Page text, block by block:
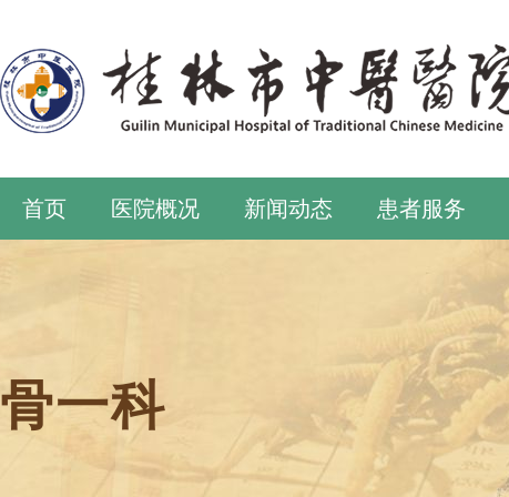
首页 医院概况 新闻动态 患者服务
骨一科